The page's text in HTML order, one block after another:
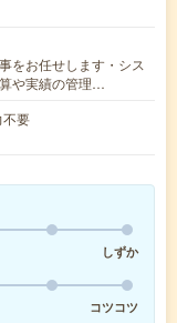
をお任せします・シス
や実績の管理…
不要
しずか
コツコツ